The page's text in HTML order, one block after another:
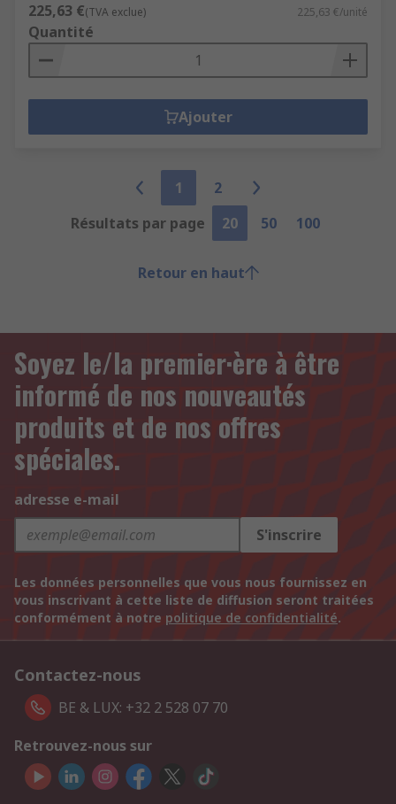
225,63 €(TVA exclue) 225,63 €/unité
Quantité
Ajouter
1
2
Résultats par page
20 50 100
Retour en haut
Soyez le/la premier·ère à être
informé de nos nouveautés
produits et de nos offres
spéciales.
adresse e-mail
S'inscrire
Les données personnelles que vous nous fournissez en
vous inscrivant à cette liste de diffusion seront traitées
conformément à notre politique de confidentialité.
Contactez-nous
BE & LUX: +32 2 528 07 70
Retrouvez-nous sur